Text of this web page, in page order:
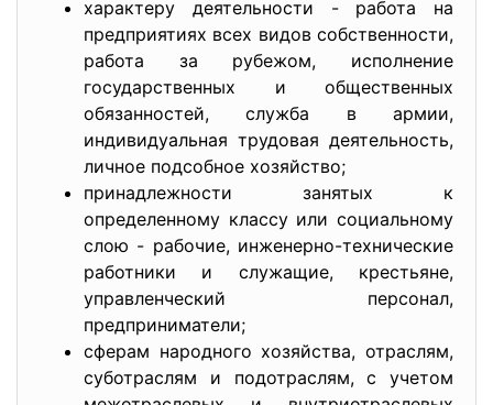
характеру деятельности - работа на
предприятиях всех видов собственности,
работа за рубежом, исполнение
государственных и общественных
обязанностей, служба в армии,
индивидуальная трудовая деятельность,
личное подсобное хозяйство;
принадлежности занятых к
определенному классу или социальному
слою - рабочие, инженерно-технические
работники и служащие, крестьяне,
управленческий персонал,
предприниматели;
сферам народного хозяйства, отраслям,
суботраслям и подотраслям, с учетом